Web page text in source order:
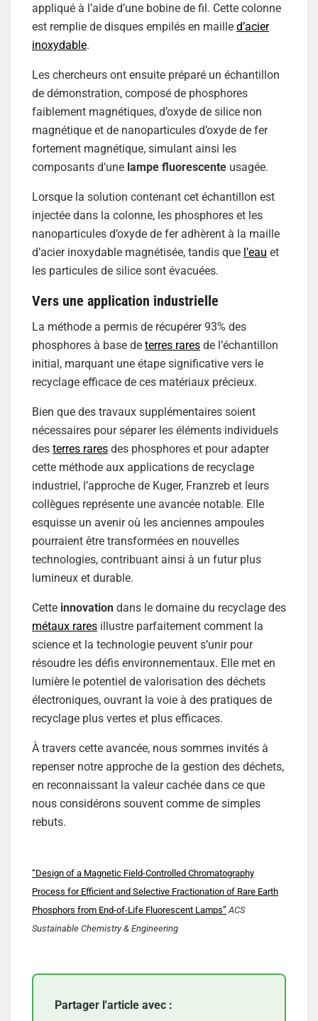
appliqué à l’aide d’une bobine de fil. Cette colonne
est remplie de disques empilés en maille d’acier
inoxydable.
Les chercheurs ont ensuite préparé un échantillon
de démonstration, composé de phosphores
faiblement magnétiques, d’oxyde de silice non
magnétique et de nanoparticules d’oxyde de fer
fortement magnétique, simulant ainsi les
composants d’une lampe fluorescente usagée.
Lorsque la solution contenant cet échantillon est
injectée dans la colonne, les phosphores et les
nanoparticules d’oxyde de fer adhèrent à la maille
d’acier inoxydable magnétisée, tandis que l’eau et
les particules de silice sont évacuées.
Vers une application industrielle
La méthode a permis de récupérer 93% des
phosphores à base de terres rares de l’échantillon
initial, marquant une étape significative vers le
recyclage efficace de ces matériaux précieux.
Bien que des travaux supplémentaires soient
nécessaires pour séparer les éléments individuels
des terres rares des phosphores et pour adapter
cette méthode aux applications de recyclage
industriel, l’approche de Kuger, Franzreb et leurs
collègues représente une avancée notable. Elle
esquisse un avenir où les anciennes ampoules
pourraient être transformées en nouvelles
technologies, contribuant ainsi à un futur plus
lumineux et durable.
Cette innovation dans le domaine du recyclage des
métaux rares illustre parfaitement comment la
science et la technologie peuvent s’unir pour
résoudre les défis environnementaux. Elle met en
lumière le potentiel de valorisation des déchets
électroniques, ouvrant la voie à des pratiques de
recyclage plus vertes et plus efficaces.
À travers cette avancée, nous sommes invités à
repenser notre approche de la gestion des déchets,
en reconnaissant la valeur cachée dans ce que
nous considérons souvent comme de simples
rebuts.
“Design of a Magnetic Field-Controlled Chromatography
Process for Efficient and Selective Fractionation of Rare Earth
Phosphors from End-of-Life Fluorescent Lamps” ACS
Sustainable Chemistry & Engineering
Partager l'article avec :